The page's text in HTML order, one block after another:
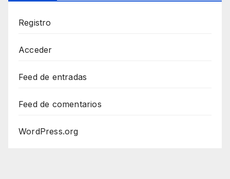
Registro
Acceder
Feed de entradas
Feed de comentarios
WordPress.org